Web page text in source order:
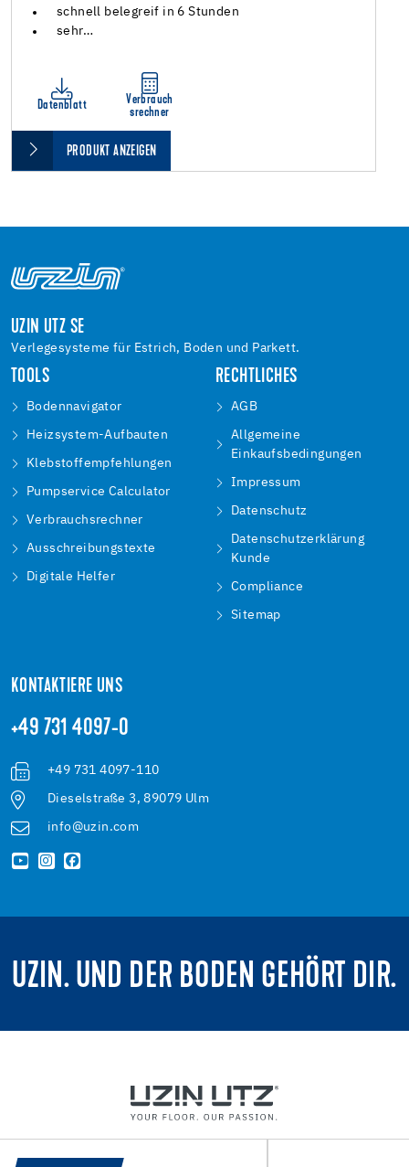
schnell belegreif in 6 Stunden
sehr…
Datenblatt
Verbrauch
srechner
PRODUKT ANZEIGEN
UZIN UTZ SE
Verlegesysteme für Estrich, Boden und Parkett.
TOOLS
Bodennavigator
Heizsystem-Aufbauten
Klebstoffempfehlungen
Pumpservice Calculator
Verbrauchsrechner
Ausschreibungstexte
Digitale Helfer
RECHTLICHES
AGB
Allgemeine
Einkaufsbedingungen
Impressum
Datenschutz
Datenschutzerklärung
Kunde
Compliance
Sitemap
KONTAKTIERE UNS
+49 731 4097-0
+49 731 4097-110
Dieselstraße 3, 89079 Ulm
info@uzin.com
UZIN. UND DER BODEN GEHÖRT DIR.